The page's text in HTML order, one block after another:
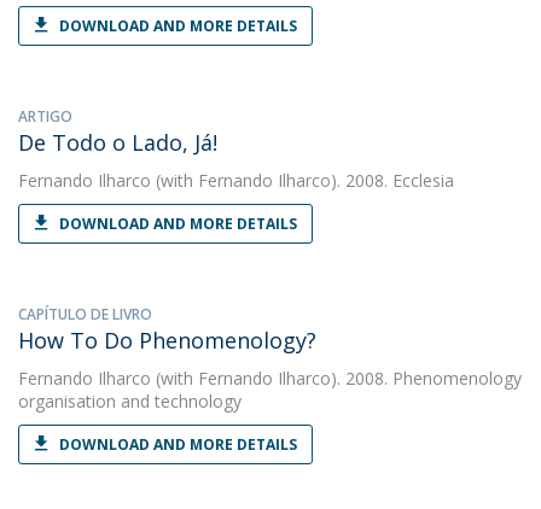
DOWNLOAD AND MORE DETAILS
ARTIGO
De Todo o Lado, Já!
Fernando Ilharco (with Fernando Ilharco). 2008. Ecclesia
DOWNLOAD AND MORE DETAILS
CAPÍTULO DE LIVRO
How To Do Phenomenology?
Fernando Ilharco (with Fernando Ilharco). 2008. Phenomenology
organisation and technology
DOWNLOAD AND MORE DETAILS